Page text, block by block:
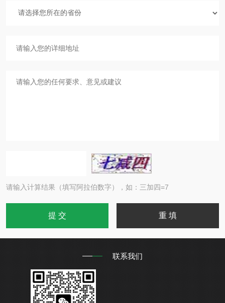
请输入计算结果（填写阿拉伯数字），如：三加四=7
联系我们